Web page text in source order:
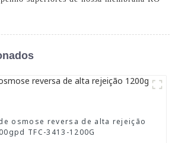
osmose reversa de alta rejeição
TFC-3413-1200G